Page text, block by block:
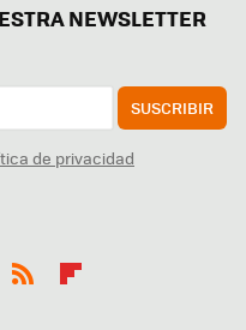
NEWSLETTER
SUSCRIBIR
de privacidad